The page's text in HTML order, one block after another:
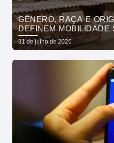
GÊNERO, RAÇA E
DEFINEM MOBILIDADE
31 de julho de 2026